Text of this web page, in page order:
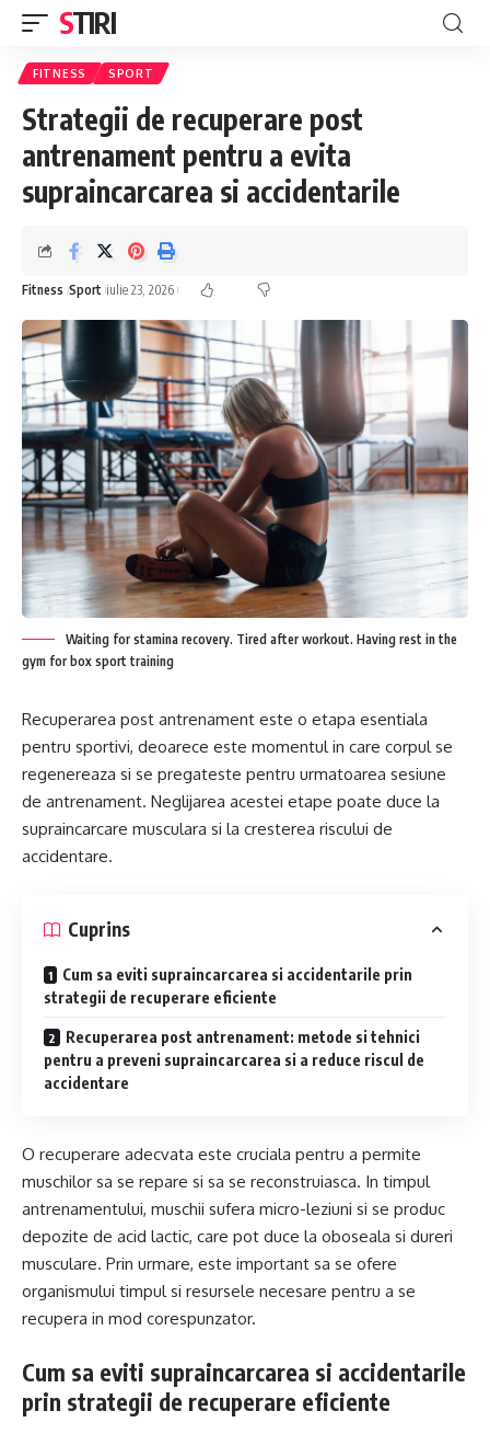
STIRI
FITNESS SPORT
Strategii de recuperare post
antrenament pentru a evita
supraincarcarea si accidentarile
Fitness Sport iulie 23, 2026
Waiting for stamina recovery. Tired after workout. Having rest in the
gym for box sport training
Recuperarea post antrenament este o etapa esentiala
pentru sportivi, deoarece este momentul in care corpul se
regenereaza si se pregateste pentru urmatoarea sesiune
de antrenament. Neglijarea acestei etape poate duce la
supraincarcare musculara si la cresterea riscului de
accidentare.
Cuprins
Cum sa eviti supraincarcarea si accidentarile prin
strategii de recuperare eficiente
Recuperarea post antrenament: metode si tehnici
pentru a preveni supraincarcarea si a reduce riscul de
accidentare
O recuperare adecvata este cruciala pentru a permite
muschilor sa se repare si sa se reconstruiasca. In timpul
antrenamentului, muschii sufera micro-leziuni si se produc
depozite de acid lactic, care pot duce la oboseala si dureri
musculare. Prin urmare, este important sa se ofere
organismului timpul si resursele necesare pentru a se
recupera in mod corespunzator.
Cum sa eviti supraincarcarea si accidentarile
prin strategii de recuperare eficiente